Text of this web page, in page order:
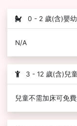
0 - 2 歲(含)嬰
N/A
3 - 12 歲(含)兒
兒童不需加床可免